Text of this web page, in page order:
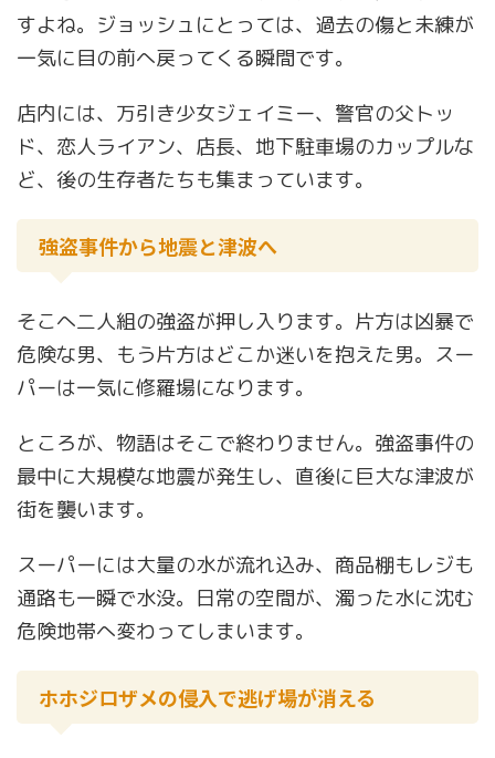
すよね。ジョッシュにとっては、過去の傷と未練が
一気に目の前へ戻ってくる瞬間です。
店内には、万引き少女ジェイミー、警官の父トッ
ド、恋人ライアン、店長、地下駐車場のカップルな
ど、後の生存者たちも集まっています。
強盗事件から地震と津波へ
そこへ二人組の強盗が押し入ります。片方は凶暴で
危険な男、もう片方はどこか迷いを抱えた男。スー
パーは一気に修羅場になります。
ところが、物語はそこで終わりません。強盗事件の
最中に大規模な地震が発生し、直後に巨大な津波が
街を襲います。
スーパーには大量の水が流れ込み、商品棚もレジも
通路も一瞬で水没。日常の空間が、濁った水に沈む
危険地帯へ変わってしまいます。
ホホジロザメの侵入で逃げ場が消える